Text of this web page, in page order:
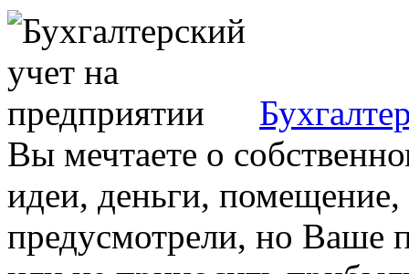
Вы мечтаете о
идеи, деньги,
предусмотрели, но Ваше